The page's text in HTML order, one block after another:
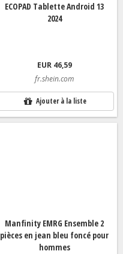
ECOPAD Tablette Android 13
2024
EUR 46,59
fr.shein.com
Ajouter à la liste
Manfinity EMRG Ensemble 2
pièces en jean bleu foncé pour
hommes